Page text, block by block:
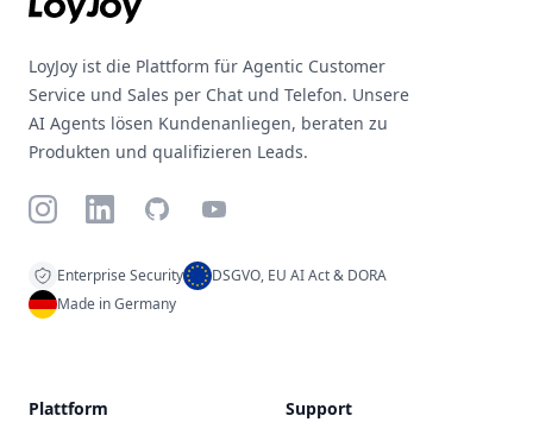
LoyJoy ist die Plattform für Agentic Customer
Service und Sales per Chat und Telefon. Unsere
AI Agents lösen Kundenanliegen, beraten zu
Produkten und qualifizieren Leads.
InstagramLinkedInGitHubYouTube
Enterprise Security
DSGVO, EU AI Act & DORA
Made in Germany
Plattform Support